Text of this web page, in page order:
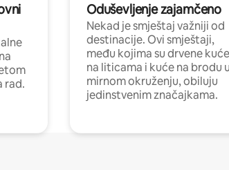
rad.
Oduševljenje zajamčeno
Nekad je smještaj važniji od
destinacije. Ovi smještaji,
među kojima su drvene kuće
na liticama i kuće na brodu u
mirnom okruženju, obiluju
jedinstvenim značajkama.